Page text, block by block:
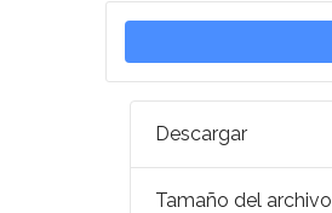
Descargar
Tamaño del archivo